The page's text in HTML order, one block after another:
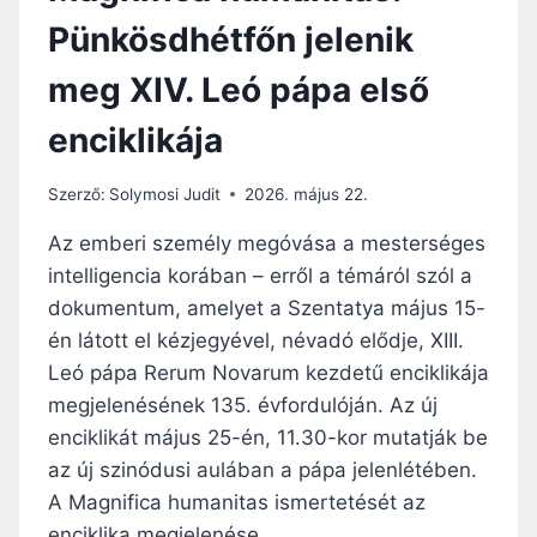
I
T
E
L
E
G
Y
V
E
R
E
Z
I
I
I
E
I
J
A
A
M
S
T
E
S
Pünkösdhétfőn jelenik
meg XIV. Leó pápa első
enciklikája
Szerző: Solymosi Judit 2026. május 22.
Az emberi személy megóvása a mesterséges
intelligencia korában – erről a témáról szól a
dokumentum, amelyet a Szentatya május 15-
én látott el kézjegyével, névadó elődje, XIII.
Leó pápa Rerum Novarum kezdetű enciklikája
megjelenésének 135. évfordulóján. Az új
enciklikát május 25-én, 11.30-kor mutatják be
az új szinódusi aulában a pápa jelenlétében.
A Magnifica humanitas ismertetését az